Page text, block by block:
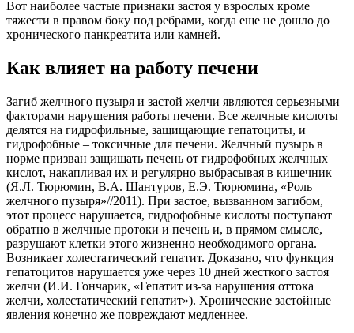
Вот наиболее частые признаки застоя у взрослых кроме
тяжести в правом боку под ребрами, когда еще не дошло до
хронического панкреатита или камней.
Как влияет на работу печени
Загиб желчного пузыря и застой желчи являются серьезными
факторами нарушения работы печени. Все желчные кислоты
делятся на гидрофильные, защищающие гепатоциты, и
гидрофобные – токсичные для печени. Желчный пузырь в
норме призван защищать печень от гидрофобных желчных
кислот, накапливая их и регулярно выбрасывая в кишечник
(Я.Л. Тюрюмин, В.А. Шантуров, Е.Э. Тюрюмина, «Роль
желчного пузыря»//2011). При застое, вызванном загибом,
этот процесс нарушается, гидрофобные кислоты поступают
обратно в желчные протоки и печень и, в прямом смысле,
разрушают клетки этого жизненно необходимого органа.
Возникает холестатический гепатит. Доказано, что функция
гепатоцитов нарушается уже через 10 дней жесткого застоя
желчи (И.И. Гончарик, «Гепатит из-за нарушения оттока
желчи, холестатический гепатит»). Хронические застойные
явления конечно же повреждают медленнее.